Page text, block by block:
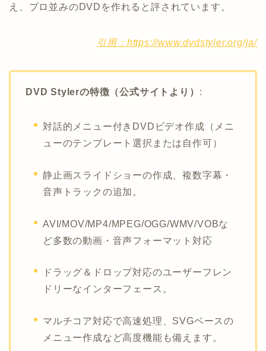
え、プロ並みのDVDを作れると評されています。
引用：https://www.dvdstyler.org/ja/
DVD Stylerの特徴（公式サイトより） :
対話的メニュー付きDVDビデオ作成（メニ
ューのテンプレート選択または自作可）
静止画スライドショーの作成、複数字幕・
音声トラックの追加。
AVI/MOV/MP4/MPEG/OGG/WMV/VOBな
ど多数の動画・音声フォーマット対応
ドラッグ＆ドロップ対応のユーザーフレン
ドリーなインターフェース。
マルチコア対応で高速処理、SVGベースの
メニュー作成など高度機能も備えます。